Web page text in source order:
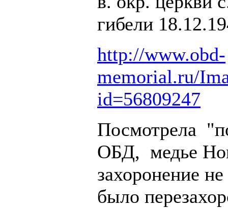
гибели
http://www.obd-
memorial.ru/
id=56809247
Посмотрела
ОБД, медье
захоронение
было